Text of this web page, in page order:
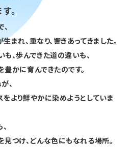
。
れ、重なり、響きあってきました。
、歩んできた道の違いも、
かに育んできたのです。
、
より鮮やかに染めようとしていま
つけ、どんな色にもなれる場所。